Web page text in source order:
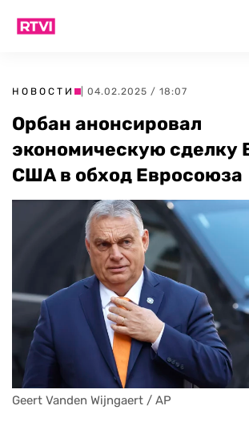
НОВОСТИ | 04.02.2025 / 18:07
Орбан анонсировал
экономическую сделку
США в обход Евросоюза
Geert Vanden Wijngaert / AP